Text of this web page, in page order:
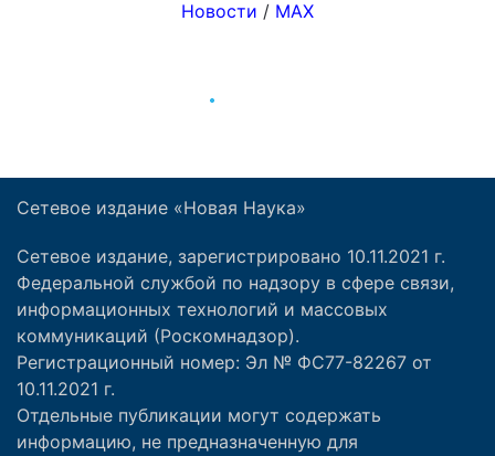
Сетевое издание «Новая Наука»
Сетевое издание, зарегистрировано 10.11.2021 г.
Федеральной службой по надзору в сфере связи,
информационных технологий и массовых
коммуникаций (Роскомнадзор).
Регистрационный номер: Эл № ФС77-82267 от
10.11.2021 г.
Отдельные публикации могут содержать
информацию, не предназначенную для